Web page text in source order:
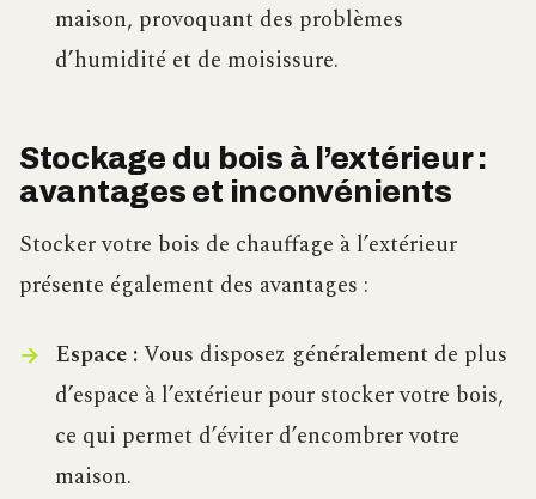
maison, provoquant des problèmes
d’humidité et de moisissure.
Stockage du bois à l’extérieur :
avantages et inconvénients
Stocker votre bois de chauffage à l’extérieur
présente également des avantages :
Espace :Vous disposez généralement de plus
d’espace à l’extérieur pour stocker votre bois,
ce qui permet d’éviter d’encombrer votre
maison.